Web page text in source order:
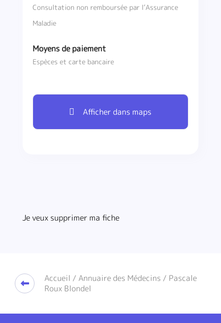
Consultation non remboursée par l’Assurance
Maladie
Moyens de paiement
Espèces et carte bancaire
Afficher dans maps
Je veux supprimer ma fiche
Accueil / Annuaire des Médecins / Pascale
Roux Blondel